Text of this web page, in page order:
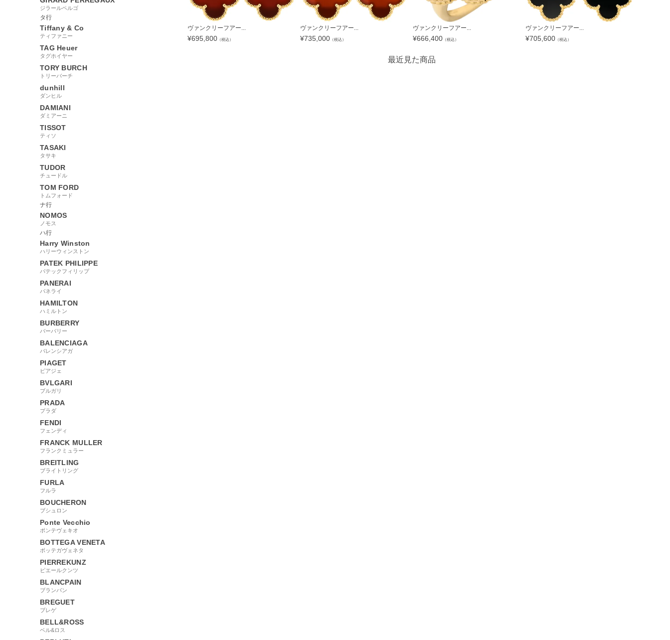
ジラールペルゴ
タ行
Tiffany & Co
ティファニー
TAG Heuer
タグホイヤー
TORY BURCH
トリーバーチ
dunhill
ダンヒル
DAMIANI
ダミアーニ
TISSOT
ティソ
TASAKI
タサキ
TUDOR
チュードル
TOM FORD
トムフォード
ナ行
NOMOS
ノモス
ハ行
Harry Winston
ハリーウィンストン
PATEK PHILIPPE
パテックフィリップ
PANERAI
パネライ
HAMILTON
ハミルトン
BURBERRY
バーバリー
BALENCIAGA
バレンシアガ
PIAGET
ピアジェ
BVLGARI
ブルガリ
PRADA
プラダ
FENDI
フェンディ
FRANCK MULLER
フランクミュラー
BREITLING
ブライトリング
FURLA
フルラ
BOUCHERON
ブシュロン
Ponte Vecchio
ポンテヴェキオ
BOTTEGA VENETA
ボッテガヴェネタ
PIERREKUNZ
ピエールクンツ
BLANCPAIN
ブランパン
BREGUET
ブレゲ
BELL&ROSS
ベル&ロス
ヴァンクリーフアー...
¥695,800 （税込）
ヴァンクリーフアー...
¥735,000 （税込）
ヴァンクリーフアー...
¥666,400 （税込）
ヴァンクリーフアー...
¥705,600 （税込）
最近見た商品